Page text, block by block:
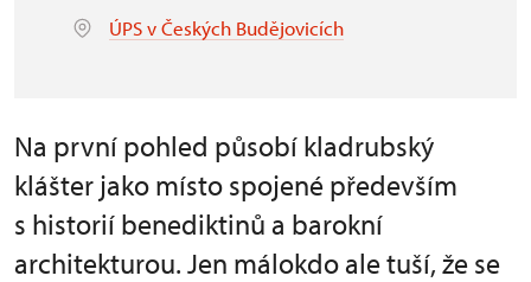
ÚPS v Českých Budějovicích
Na první pohled působí kladrubský
klášter jako místo spojené především
s historií benediktinů a barokní
architekturou. Jen málokdo ale tuší, že se